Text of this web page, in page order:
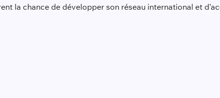
la chance de développer son réseau international et